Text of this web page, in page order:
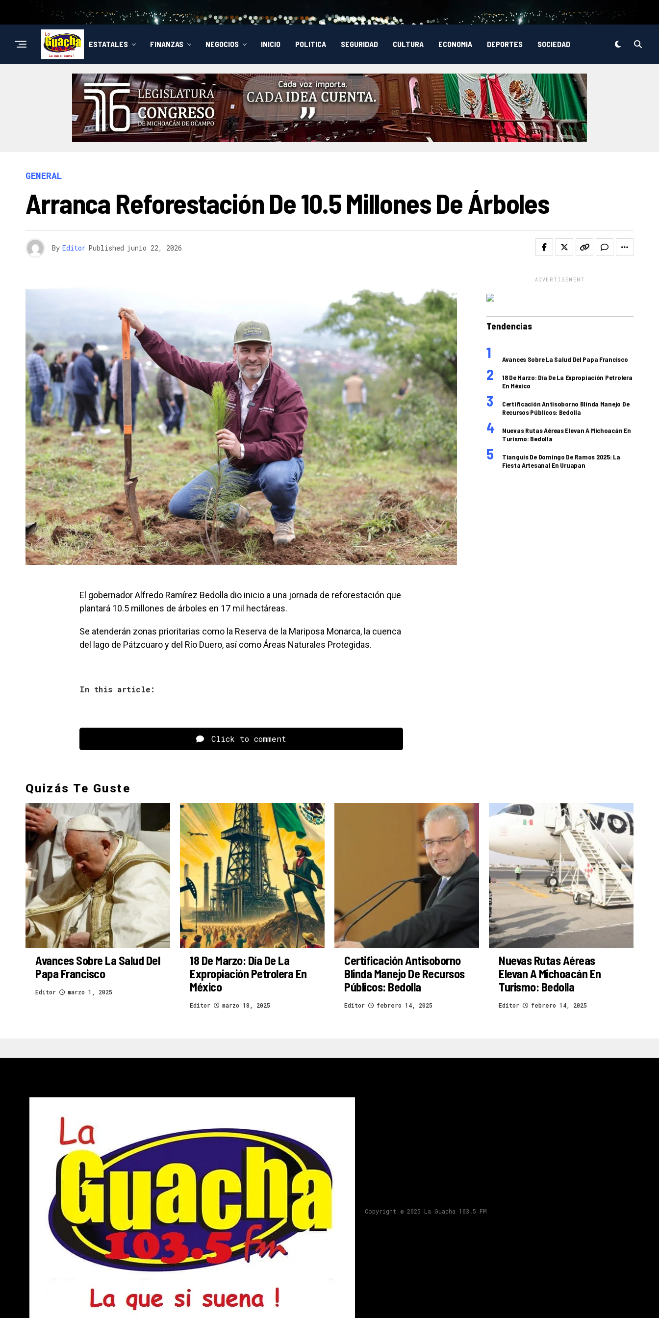
ESTATALES FINANZAS NEGOCIOS INICIO POLITICA SEGURIDAD CULTURA ECONOMIA DEPORTES SOCIEDAD
GENERAL
Arranca Reforestación De 10.5 Millones De Árboles
By Editor Published junio 22, 2026
El gobernador Alfredo Ramírez Bedolla dio inicio a una jornada de reforestación que
plantará 10.5 millones de árboles en 17 mil hectáreas.
Se atenderán zonas prioritarias como la Reserva de la Mariposa Monarca, la cuenca
del lago de Pátzcuaro y del Río Duero, así como Áreas Naturales Protegidas.
In this article:
Click to comment
ADVERTISEMENT
Tendencias
Avances Sobre La Salud Del Papa Francisco
18 De Marzo: Día De La Expropiación Petrolera
En México
Certificación Antisoborno Blinda Manejo De
Recursos Públicos: Bedolla
Nuevas Rutas Aéreas Elevan A Michoacán En
Turismo: Bedolla
Tianguis De Domingo De Ramos 2025: La
Fiesta Artesanal En Uruapan
Quizás Te Guste
Avances Sobre La Salud Del
Papa Francisco
Editor marzo 1, 2025
18 De Marzo: Día De La
Expropiación Petrolera En
México
Editor marzo 18, 2025
Certificación Antisoborno
Blinda Manejo De Recursos
Públicos: Bedolla
Editor febrero 14, 2025
Nuevas Rutas Aéreas
Elevan A Michoacán En
Turismo: Bedolla
Editor febrero 14, 2025
Copyright © 2025 La Guacha 103.5 FM